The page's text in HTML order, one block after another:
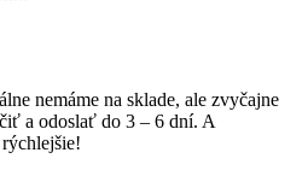
nemáme na sklade, ale zvyčajne
a odoslať do 3 – 6 dní. A